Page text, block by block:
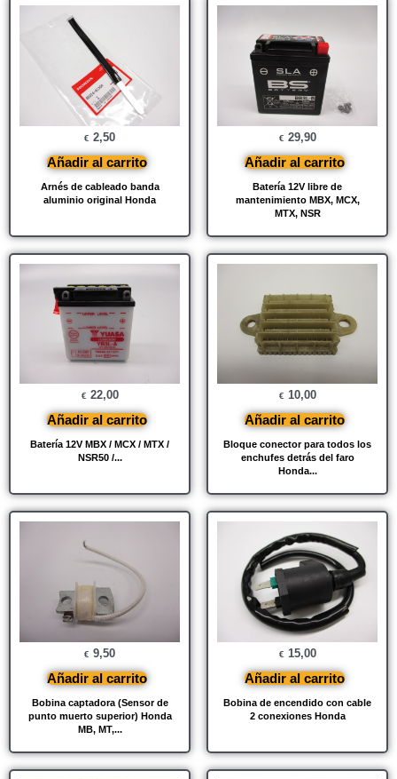
Arnés de cableado banda
aluminio original Honda
€ 2,50
Añadir al carrito
Batería 12V libre de
mantenimiento MBX, MCX,
MTX, NSR
€ 29,90
Añadir al carrito
Batería 12V MBX / MCX / MTX /
NSR50 /...
€ 22,00
Añadir al carrito
Bloque conector para todos los
enchufes detrás del faro
Honda...
€ 10,00
Añadir al carrito
Bobina captadora (Sensor de
punto muerto superior) Honda
MB, MT,...
€ 9,50
Añadir al carrito
Bobina de encendido con cable
2 conexiones Honda
€ 15,00
Añadir al carrito